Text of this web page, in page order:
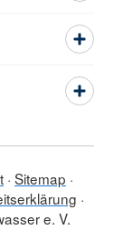
Sitemap
e. V.